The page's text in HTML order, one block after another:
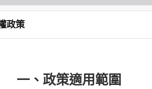
政策
一、政策適用範圍